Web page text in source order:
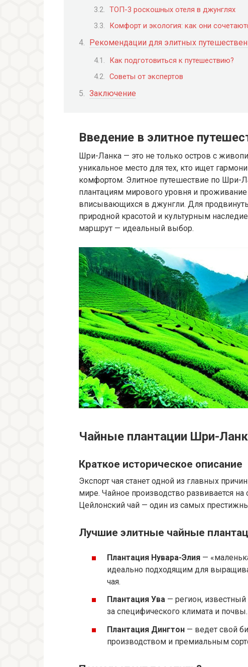
ТОП-3 роскошных отеля в джунглях
Комфорт и экология: как они
Рекомендации для элитных
Как подготовиться к путешествию?
Советы от экспертов
Заключение
Введение в элитное
Шри-Ланка — это не только остров с
уникальное место для тех, кто ищет
комфортом. Элитное путешествие по Шри-
плантациям мирового уровня и
вписывающихся в джунгли. Для
природной красотой и культурным
маршрут — идеальный выбор.
Чайные плантации Шри-
Краткое историческое описание
Экспорт чая станет одной из главных
мире. Чайное производство развивается на
Цейлонский чай — один из самых
Лучшие элитные чайные
Плантация Нувара-Элия —
идеально подходящим для
чая.
Плантация Ува — регион,
за специфического климата и почвы.
Плантация Дингтон — ведет свой
производством и премиальным